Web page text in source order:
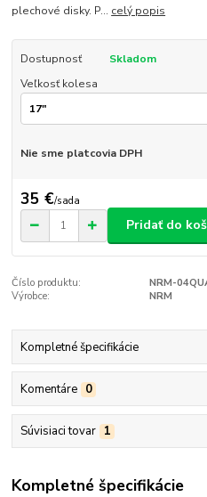
plechové disky. P... celý popis
Dostupnosť
Skladom
Veľkosť kolesa
Nie sme platcovia DPH
35 €/sada
Pridať do
Číslo produktu:
NRM-
Výrobce:
NRM
Kompletné špecifikácie
Komentáre 0
Súvisiaci tovar 1
Kompletné špecifikácie